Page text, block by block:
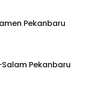
Pekanbaru
Pekanbaru